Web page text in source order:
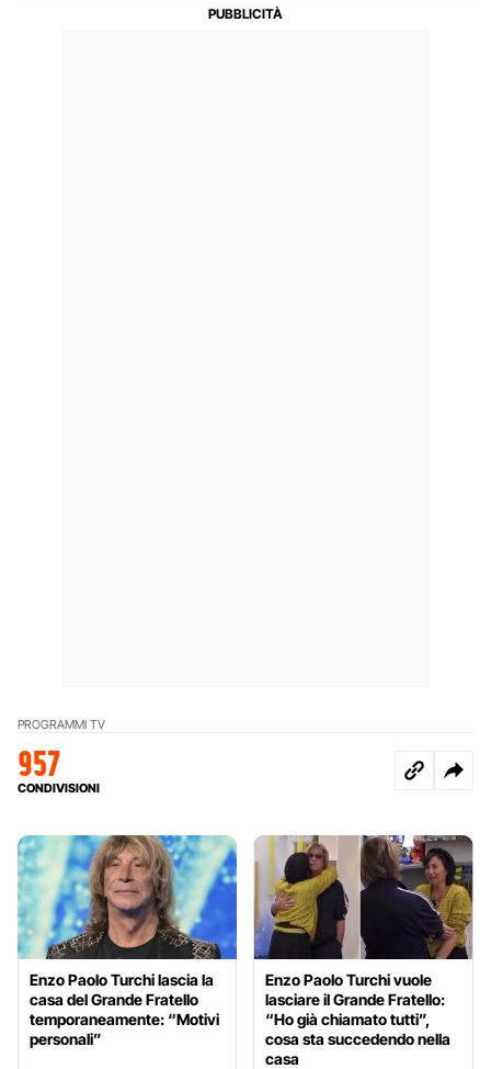
PROGRAMMI TV
957
CONDIVISIONI
Enzo Paolo Turchi lascia la
casa del Grande Fratello
temporaneamente: “Motivi
personali”
Enzo Paolo Turchi vuole
lasciare il Grande Fratello:
“Ho già chiamato tutti”,
cosa sta succedendo nella
casa